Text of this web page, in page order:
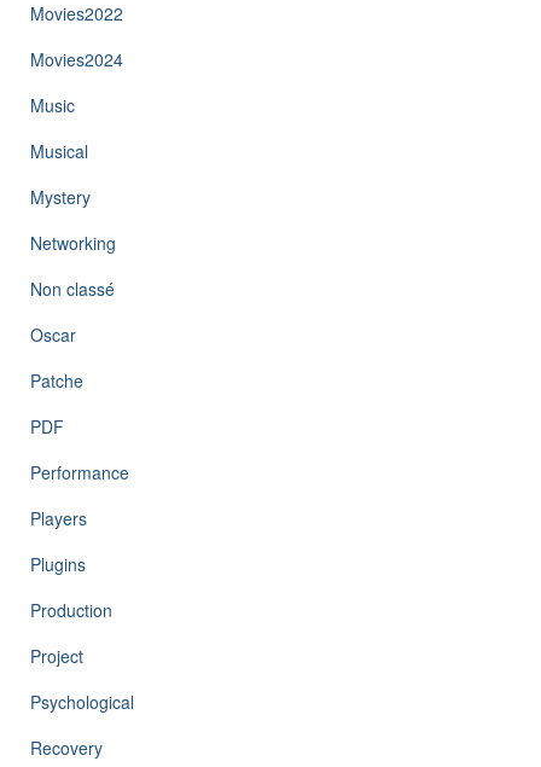
Movies2022
Movies2024
Music
Musical
Mystery
Networking
Non classé
Oscar
Patche
PDF
Performance
Players
Plugins
Production
Project
Psychological
Recovery